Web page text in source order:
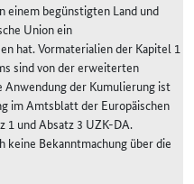
begünstigten Land und
Union ein
hat. Vormaterialien der Kapitel 1
sind von der erweiterten
Anwendung der Kumulierung ist
im Amtsblatt der Europäischen
1 und Absatz 3 UZK-DA.
Bekanntmachung über die